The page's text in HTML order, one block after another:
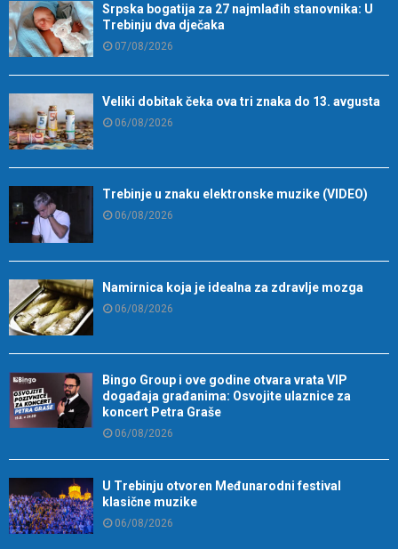
Srpska bogatija za 27 najmlađih stanovnika: U
Trebinju dva dječaka
07/08/2026
Veliki dobitak čeka ova tri znaka do 13. avgusta
06/08/2026
Trebinje u znaku elektronske muzike (VIDEO)
06/08/2026
Namirnica koja je idealna za zdravlje mozga
06/08/2026
Bingo Group i ove godine otvara vrata VIP
događaja građanima: Osvojite ulaznice za
koncert Petra Graše
06/08/2026
U Trebinju otvoren Međunarodni festival
klasične muzike
06/08/2026